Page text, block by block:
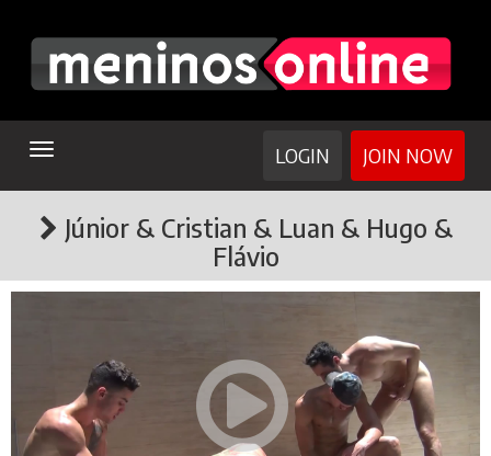
TOGGLE
JOIN NOW
LOGIN
Júnior & Cristian & Luan & Hugo &
Flávio